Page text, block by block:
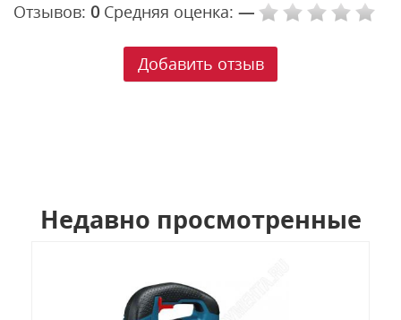
Отзывов: 0 Средняя оценка: —
Добавить отзыв
Недавно просмотренные